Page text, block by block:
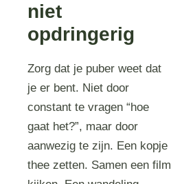
niet
opdringerig
Zorg dat je puber weet dat
je er bent. Niet door
constant te vragen “hoe
gaat het?”, maar door
aanwezig te zijn. Een kopje
thee zetten. Samen een film